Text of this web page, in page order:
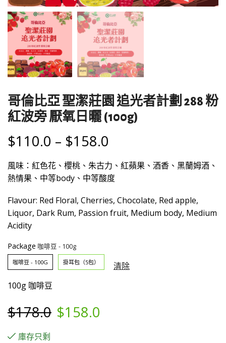
哥倫比亞 聖潔莊園 追光者計劃 288 粉
紅波旁 厭氧日曬 (100g)
$110.0 – $158.0
風味：紅色花、櫻桃、朱古力、紅蘋果、酒香、黑蘭姆酒、
熱情果、中等body、中等酸度
Flavour: Red Floral, Cherries, Chocolate, Red apple,
Liquor, Dark Rum, Passion fruit, Medium body, Medium
Acidity
Package
咖啡豆 - 100G 掛耳包（5包）
清除
100g 咖啡豆
$178.0 Original
$158.0
庫存只剩